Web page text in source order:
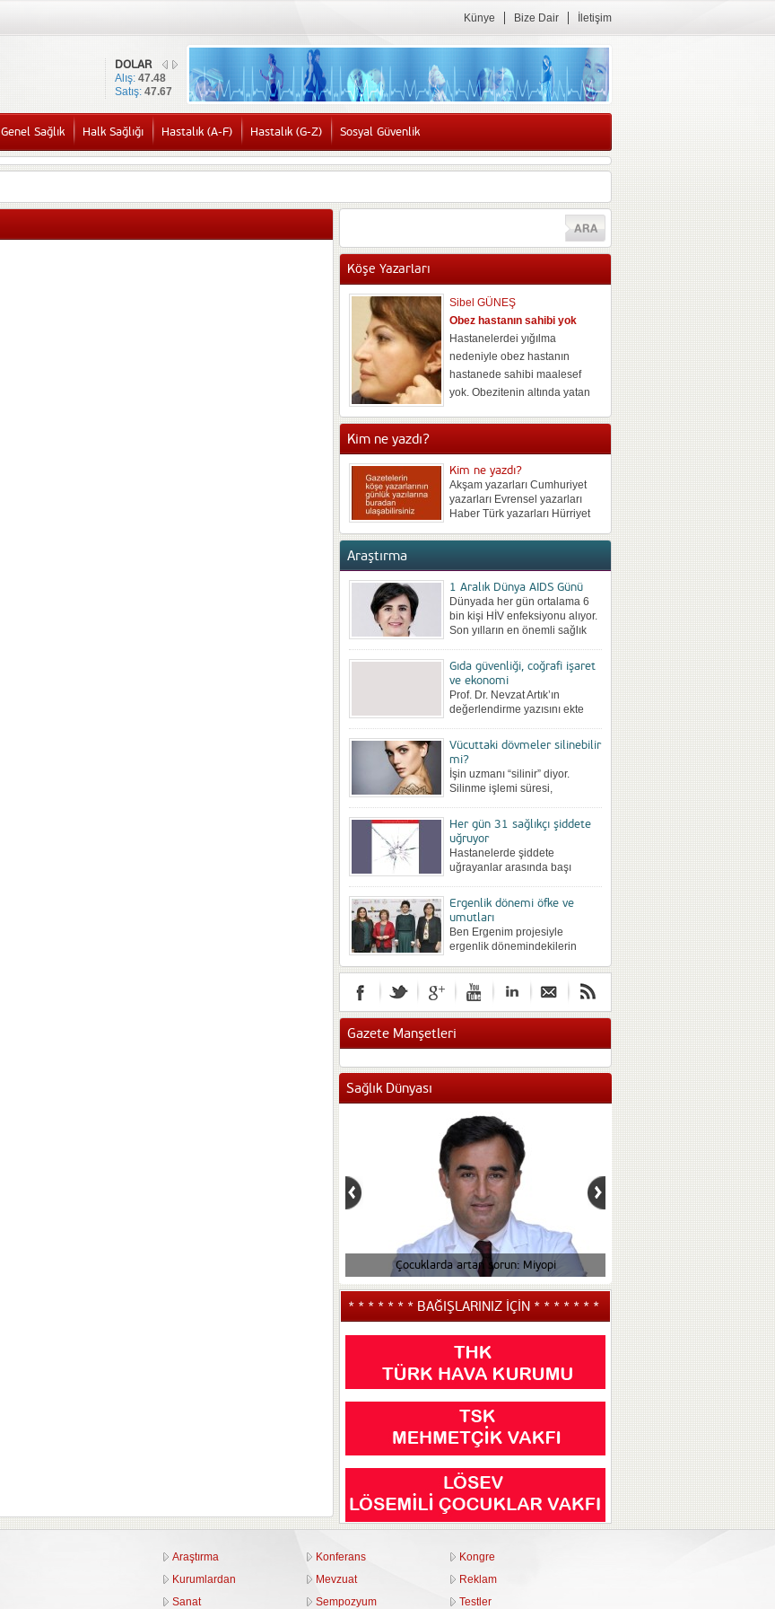
Künye Bize Dair İletişim
DOLAR
Alış: 47.48
Satış: 47.67
Genel Sağlık Halk Sağlığı Hastalık (A-F) Hastalık (G-Z) Sosyal Güvenlik
Köşe Yazarları
Sibel GÜNEŞ
Obez hastanın sahibi yok
Hastanelerdei yığılma
nedeniyle obez hastanın
hastanede sahibi maalesef
yok. Obezitenin altında yatan
iki katı kilo alan birçok...
Kim ne yazdı?
Kim ne yazdı?
Akşam yazarları Cumhuriyet
yazarları Evrensel yazarları
Haber Türk yazarları Hürriyet
Posta yazarları Radikal
Sözcü yazarları Star yazarları
Takvim yazarları Türkiye
yazarları Vatan yazarları Yeni
Asya yazarları Yeni Çağ
yazarları Yeni Şafak...
Araştırma
1 Aralık Dünya AIDS Günü
Dünyada her gün ortalama 6
bin kişi HİV enfeksiyonu alıyor.
Son yılların en önemli sağlık
kontrol altına...
Gıda güvenliği, coğrafi işaret
ve ekonomi
Prof. Dr. Nevzat Artık’ın
değerlendirme yazısını ekte
Ürünler Zirvesi 28-29 Nisan
2017 tarihinde Ankara’da
yapıldı.ATO’nun Ankara Ticaret
Odası...
Vücuttaki dövmeler silinebilir
mi?
İşin uzmanı “silinir” diyor.
Silinme işlemi süresi,
önce farklı yöntemlerle
silinmek istenip istenmediğine
göre değişebiliyor. Büyük bir
hevesli...
Her gün 31 sağlıkçı şiddete
uğruyor
Hastanelerde şiddete
uğrayanlar arasında başı
sırasıyla hemşireler, idari
personel ve güvenlik personeli
geliyor. Sözlü şiddet en sık...
Ergenlik dönemi öfke ve
umutları
Ben Ergenim projesiyle
ergenlik dönemindekilerin
araştırıldı. Yaş arttıkça şiddet
eğilimi de artıyor. Kızlar
gelecekten umutsuz. Ergenlik
döneminin...
Gazete Manşetleri
Sağlık Dünyası
Çocuklarda artan sorun: Miyopi Çocuğunuzun tiki
* * * * * * * BAĞIŞLARINIZ İÇİN * * * * * * *
Araştırma Konferans
Kongre
Kurumlardan
Mevzuat
Reklam
Sanat
Sempozyum Testler